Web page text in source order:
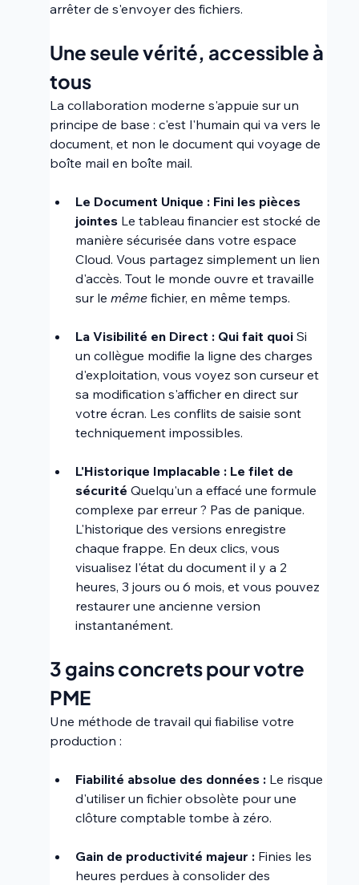
arrêter de s'envoyer des fichiers.
Une seule vérité, accessible à
tous
La collaboration moderne s'appuie sur un
principe de base : c'est l'humain qui va vers le
document, et non le document qui voyage de
boîte mail en boîte mail.
Le Document Unique : Fini les pièces
jointes Le tableau financier est stocké de
manière sécurisée dans votre espace
Cloud. Vous partagez simplement un lien
d'accès. Tout le monde ouvre et travaille
sur le même fichier, en même temps.
La Visibilité en Direct : Qui fait quoi Si
un collègue modifie la ligne des charges
d'exploitation, vous voyez son curseur et
sa modification s'afficher en direct sur
votre écran. Les conflits de saisie sont
techniquement impossibles.
L'Historique Implacable : Le filet de
sécurité Quelqu'un a effacé une formule
complexe par erreur ? Pas de panique.
L'historique des versions enregistre
chaque frappe. En deux clics, vous
visualisez l'état du document il y a 2
heures, 3 jours ou 6 mois, et vous pouvez
restaurer une ancienne version
instantanément.
3 gains concrets pour votre
PME
Une méthode de travail qui fiabilise votre
production :
Fiabilité absolue des données : Le risque
d'utiliser un fichier obsolète pour une
clôture comptable tombe à zéro.
Gain de productivité majeur : Finies les
heures perdues à consolider des